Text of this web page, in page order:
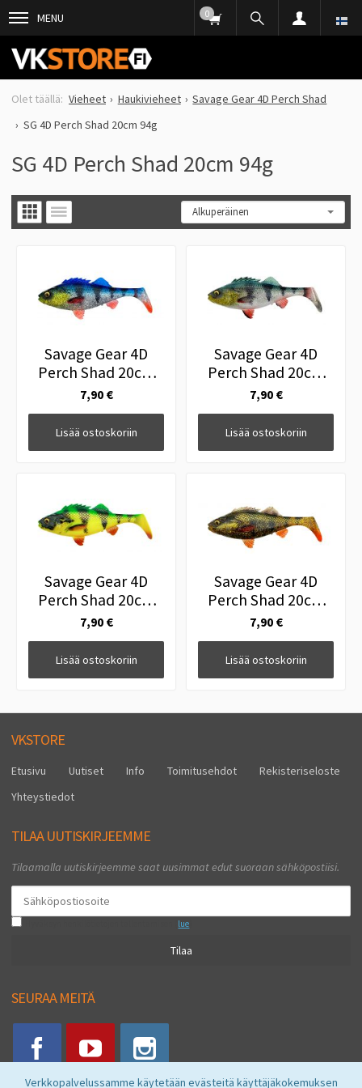
Verkkopalvelussamme käytetään evästeitä käyttäjäkokemuksen
MENU 0
Vieheet Haukivieheet
Savage Gear 4D Perch Shad
SG 4D Perch Shad 20cm 94g
SG 4D Perch Shad 20cm 94g
Savage Gear 4D
Perch Shad 20cm
94g Blue Silver
BULK
7,90 €
Lisää ostoskoriin
Savage Gear 4D
Perch Shad 20cm
94g Green Silver
BULK
7,90 €
Lisää ostoskoriin
Savage Gear 4D
Perch Shad 20cm
94g Firetiger BULK
7,90 €
Lisää ostoskoriin
Savage Gear 4D
Perch Shad 20cm
94g Motoroil BULK
7,90 €
Lisää ostoskoriin
VKSTORE
Etusivu Uutiset Info Toimitusehdot
Rekisteriseloste
Yhteystiedot
TILAA UUTISKIRJEEMME
Tilaamalla uutiskirjeemme saat uusimmat edut suoraan sähköpostiisi.
lue
Tilaa
SEURAA MEITÄ